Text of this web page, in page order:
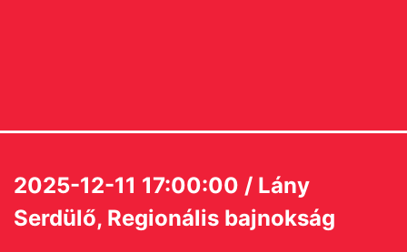
2025-12-11 17:00:00 / Lány
Serdülő, Regionális bajnokság